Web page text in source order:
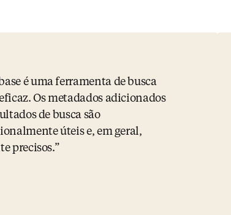
é uma ferramenta de busca
Os metadados adicionados
de busca são
úteis e, em geral,
precisos.